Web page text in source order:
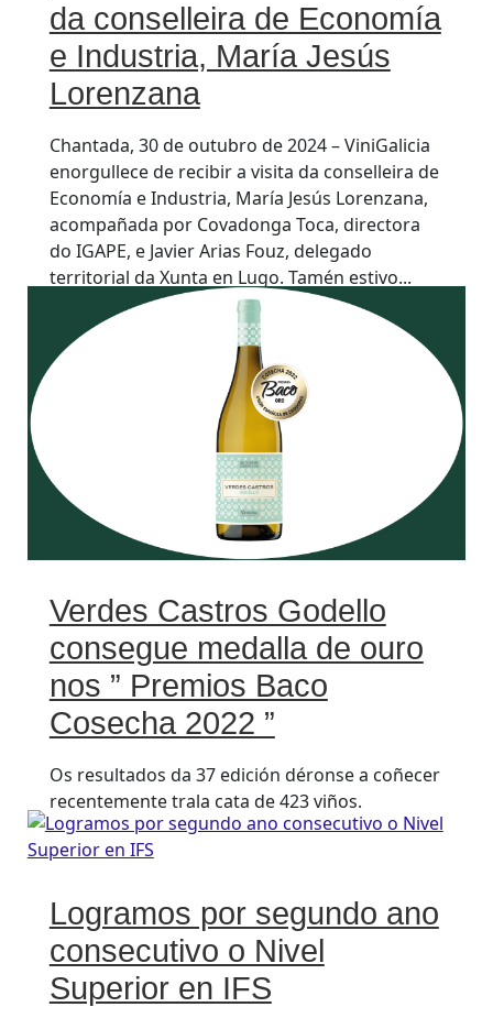
da conselleira de Economía
e Industria, María Jesús
Lorenzana
Chantada, 30 de outubro de 2024 – ViniGalicia
enorgullece de recibir a visita da conselleira de
Economía e Industria, María Jesús Lorenzana,
acompañada por Covadonga Toca, directora
do IGAPE, e Javier Arias Fouz, delegado
territorial da Xunta en Lugo. Tamén estivo...
Verdes Castros Godello
consegue medalla de ouro
nos ” Premios Baco
Cosecha 2022 ”
Os resultados da 37 edición déronse a coñecer
recentemente trala cata de 423 viños.
Logramos por segundo ano
consecutivo o Nivel
Superior en IFS